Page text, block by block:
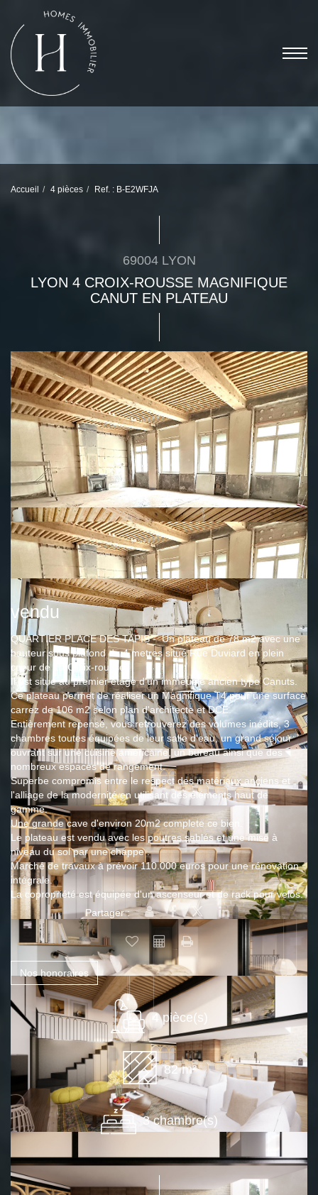
Accueil 4 pièces Ref. : B-E2WFJA
69004 LYON
LYON 4 CROIX-ROUSSE MAGNIFIQUE
CANUT EN PLATEAU
vendu
QUARTIER PLACE DES TAPIS - Un plateau de 78 m2 avec une
hauteur sous plafond de 4 metres situé Rue Duviard en plein
coeur de La Croix-rousse.
Il est situé au premier étage d'un immeuble ancien type Canuts.
Ce plateau permet de réaliser un Magnifique T4 pour une surface
carrez de 106 m2 selon plan d'architecte et DCE.
Entièrement repensé, vous retrouverez des volumes inédits, 3
chambres toutes équipées de leur salle d'eau, un grand séjour
ouvrant sur une cuisine américaine, un bureau ainsi que des
nombreux espaces de rangement.
Superbe compromis entre le respect des matériaux anciens et
l'alliage de la modernité en utilisant des éléments haut de
gamme.
Une grande cave d'environ 20m2 complete ce bien.
Le plateau est vendu avec les poutres sablés et une mise à
niveau du sol par une chappe .
Marché de travaux à prévoir 110.000 euros pour une rénovation
intégrale.
La copropriété est équipée d'un ascenseur et de rack pour velos.
Partager :
Nos honoraires
4 pièce(s)
82 m²
3 chambre(s)